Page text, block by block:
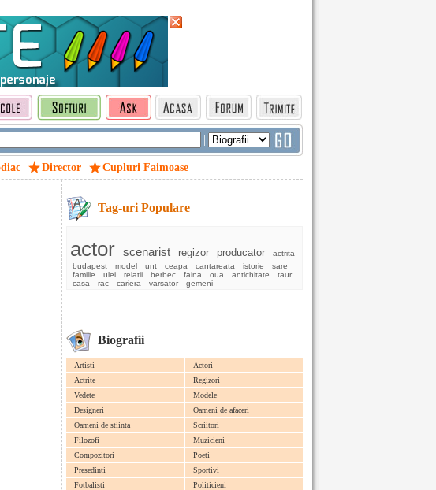
|
Director Cupluri Faimoase
Tag-uri Populare
actor scenarist regizor producator
actrita
budapest
model unt ceapa cantareata istorie
sare
familie
ulei relatii berbec faina oua antichitate
taur
casa
rac cariera varsator gemeni
Biografii
Artisti
Actori
Actrite
Regizori
Vedete
Modele
Designeri
Oameni de afaceri
Oameni de stiinta
Scriitori
Filozofi
Muzicieni
Compozitori
Poeti
Presedinti
Sportivi
Fotbalisti
Politicieni